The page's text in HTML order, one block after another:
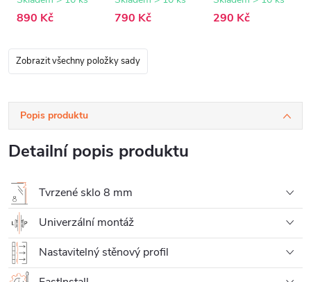
890 Kč 790 Kč 290 Kč
Zobrazit všechny položky sady
Popis produktu
Detailní popis produktu
Tvrzené sklo 8 mm
Univerzální montáž
Nastavitelný stěnový profil